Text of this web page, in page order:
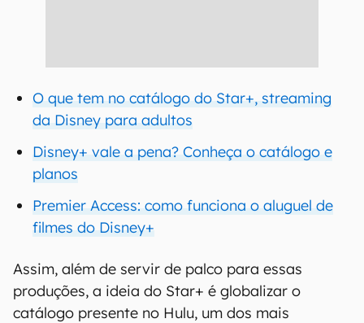
O que tem no catálogo do Star+, streaming
da Disney para adultos
Disney+ vale a pena? Conheça o catálogo e
planos
Premier Access: como funciona o aluguel de
filmes do Disney+
Assim, além de servir de palco para essas
produções, a ideia do Star+ é globalizar o
catálogo presente no Hulu, um dos mais